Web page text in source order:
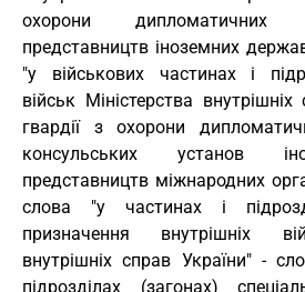
охорони дипломатичних
представництв іноземних
"у військових частинах і
військ Міністерства
гвардії з охорони
консульських установ
представництв міжнародних
слова "у частинах і
призначення внутрішніх
внутрішніх справ України" -
підрозділах (загонах)